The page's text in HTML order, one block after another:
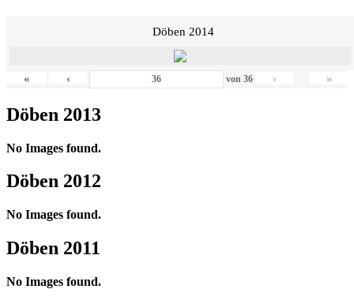
Döben 2014
« ‹ von36 › »
Döben 2013
No Images found.
Döben 2012
No Images found.
Döben 2011
No Images found.